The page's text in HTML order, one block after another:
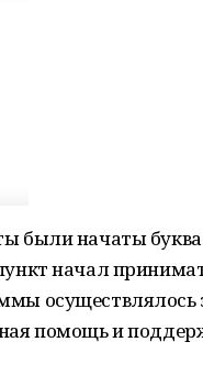
были начаты
начал
осуществлялось
помощь и